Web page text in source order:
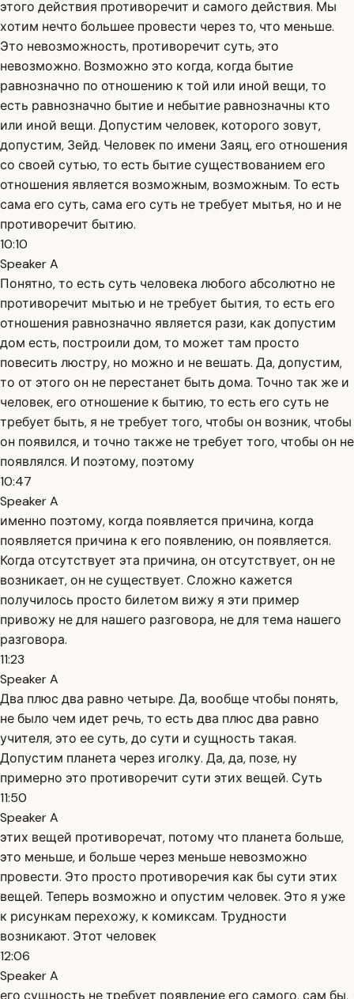
этого действия противоречит и самого действия. Мы
хотим нечто большее провести через то, что меньше.
Это невозможность, противоречит суть, это
невозможно. Возможно это когда, когда бытие
равнозначно по отношению к той или иной вещи, то
есть равнозначно бытие и небытие равнозначны кто
или иной вещи. Допустим человек, которого зовут,
допустим, Зейд. Человек по имени Заяц, его отношения
со своей сутью, то есть бытие существованием его
отношения является возможным, возможным. То есть
сама его суть, сама его суть не требует мытья, но и не
противоречит бытию.
10:10
Speaker A
Понятно, то есть суть человека любого абсолютно не
противоречит мытью и не требует бытия, то есть его
отношения равнозначно является рази, как допустим
дом есть, построили дом, то может там просто
повесить люстру, но можно и не вешать. Да, допустим,
то от этого он не перестанет быть дома. Точно так же и
человек, его отношение к бытию, то есть его суть не
требует быть, я не требует того, чтобы он возник, чтобы
он появился, и точно также не требует того, чтобы он не
появлялся. И поэтому, поэтому
10:47
Speaker A
именно поэтому, когда появляется причина, когда
появляется причина к его появлению, он появляется.
Когда отсутствует эта причина, он отсутствует, он не
возникает, он не существует. Сложно кажется
получилось просто билетом вижу я эти пример
привожу не для нашего разговора, не для тема нашего
разговора.
11:23
Speaker A
Два плюс два равно четыре. Да, вообще чтобы понять,
не было чем идет речь, то есть два плюс два равно
учителя, это ее суть, до сути и сущность такая.
Допустим планета через иголку. Да, да, позе, ну
примерно это противоречит сути этих вещей. Суть
11:50
Speaker A
этих вещей противоречат, потому что планета больше,
это меньше, и больше через меньше невозможно
провести. Это просто противоречия как бы сути этих
вещей. Теперь возможно и опустим человек. Это я уже
к рисункам перехожу, к комиксам. Трудности
возникают. Этот человек
12:06
Speaker A
его сущность не требует появление его самого, сам бы,